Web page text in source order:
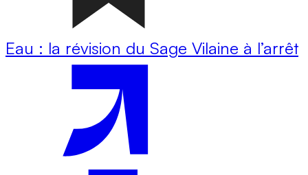
Eau : la révision du Sage Vilaine à l’arrêt